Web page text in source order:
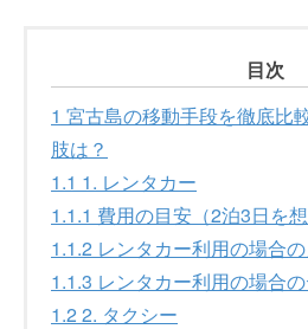
目次
1 宮古島の移動手段を徹底比
肢は？
1.1 1. レンタカー
1.1.1 費用の目安（2泊3日を想
1.1.2 レンタカー利用の場合
1.1.3 レンタカー利用の場合
1.2 2. タクシー